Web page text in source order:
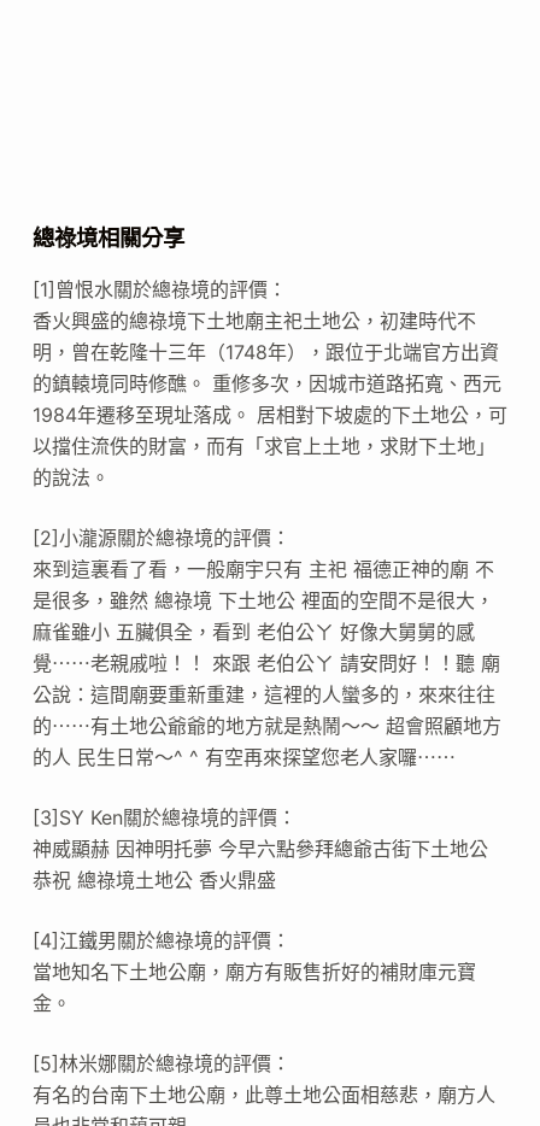
總祿境相關分享
[1]曾恨水關於總祿境的評價：
香火興盛的總祿境下土地廟主祀土地公，初建時代不
明，曾在乾隆十三年（1748年），跟位于北端官方出資
的鎮轅境同時修醮。 重修多次，因城市道路拓寬、西元
1984年遷移至現址落成。 居相對下坡處的下土地公，可
以擋住流佚的財富，而有「求官上土地，求財下土地」
的說法。
[2]小瀧源關於總祿境的評價：
來到這裏看了看，一般廟宇只有 主祀 福德正神的廟 不
是很多，雖然 總祿境 下土地公 裡面的空間不是很大，
麻雀雖小 五臟俱全，看到 老伯公ㄚ 好像大舅舅的感
覺⋯⋯老親戚啦！！ 來跟 老伯公ㄚ 請安問好！！聽 廟
公說：這間廟要重新重建，這裡的人蠻多的，來來往往
的⋯⋯有土地公爺爺的地方就是熱鬧～～ 超會照顧地方
的人 民生日常～^ ^ 有空再來探望您老人家囉⋯⋯
[3]SY Ken關於總祿境的評價：
神威顯赫 因神明托夢 今早六點參拜總爺古街下土地公
恭祝 總祿境土地公 香火鼎盛
[4]江鐵男關於總祿境的評價：
當地知名下土地公廟，廟方有販售折好的補財庫元寶
金。
[5]林米娜關於總祿境的評價：
有名的台南下土地公廟，此尊土地公面相慈悲，廟方人